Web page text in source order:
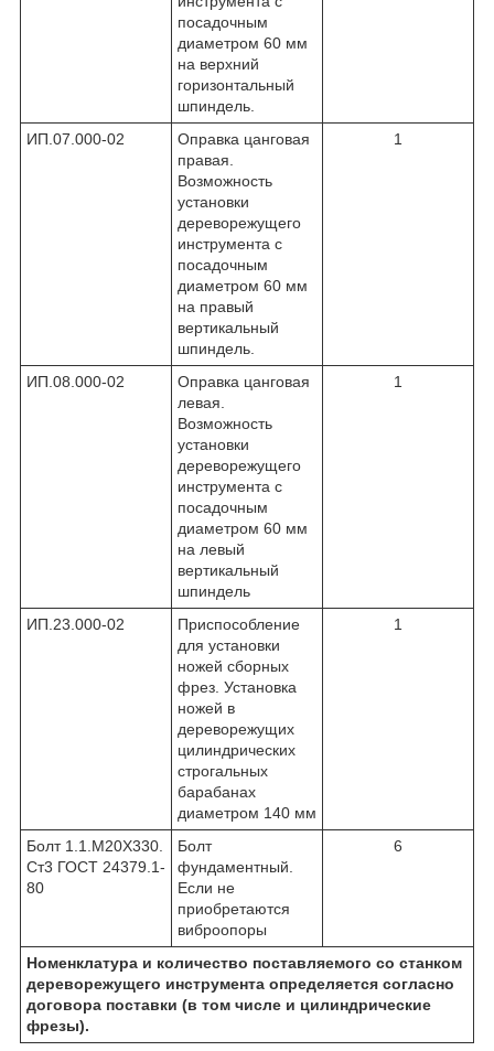
посадочным
диаметром 60 мм
на верхний
горизонтальный
шпиндель.
ИП.07.000-02
Оправка цанговая
правая.
Возможность
установки
дереворежущего
инструмента с
посадочным
диаметром 60 мм
на правый
вертикальный
шпиндель.
1
ИП.08.000-02
Оправка цанговая
левая.
Возможность
установки
дереворежущего
инструмента с
посадочным
диаметром 60 мм
на левый
вертикальный
шпиндель
1
ИП.23.000-02
Приспособление
для установки
ножей сборных
фрез. Установка
ножей в
дереворежущих
цилиндрических
строгальных
барабанах
диаметром 140 мм
1
Болт 1.1.М20Х330.
Ст3 ГОСТ 24379.1-
80
Болт
фундаментный.
Если не
приобретаются
виброопоры
6
Номенклатура и количество поставляемого со станком
дереворежущего инструмента определяется согласно
договора поставки (в том числе и цилиндрические
фрезы).